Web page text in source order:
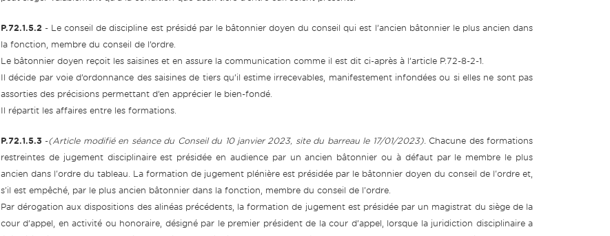
P.72.1.5.2 - Le conseil de discipline est présidé par le bâtonnier doyen du conseil qui est l’ancien bâtonnier le plus ancien dans
la fonction, membre du conseil de l’ordre.
Le bâtonnier doyen reçoit les saisines et en assure la communication comme il est dit ci-après à l’article P.72-8-2-1.
Il décide par voie d’ordonnance des saisines de tiers qu’il estime irrecevables, manifestement infondées ou si elles ne sont pas
assorties des précisions permettant d’en apprécier le bien-fondé.
Il répartit les affaires entre les formations.
P.72.1.5.3 -(Article modifié en séance du Conseil du 10 janvier 2023, site du barreau le 17/01/2023). Chacune des formations
restreintes de jugement disciplinaire est présidée en audience par un ancien bâtonnier ou à défaut par le membre le plus
ancien dans l'ordre du tableau. La formation de jugement plénière est présidée par le bâtonnier doyen du conseil de l'ordre et,
s'il est empêché, par le plus ancien bâtonnier dans la fonction, membre du conseil de l'ordre.
Par dérogation aux dispositions des alinéas précédents, la formation de jugement est présidée par un magistrat du siège de la
cour d’appel, en activité ou honoraire, désigné par le premier président de la cour d’appel, lorsque la juridiction disciplinaire a